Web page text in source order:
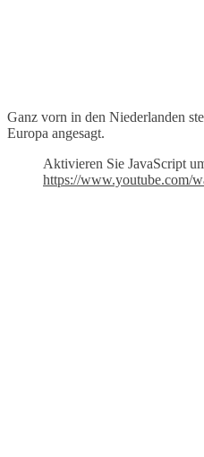
Ganz vorn in den Niederlanden
Europa angesagt.
Aktivieren Sie JavaScript
https://www.youtube.com/